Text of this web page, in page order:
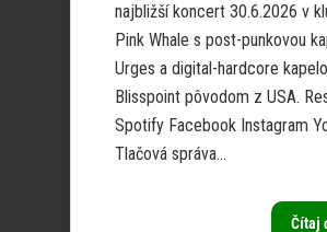
najbližší koncert 30.6.2026 v
Pink Whale s post-punkovou
Urges a digital-hardcore
Blisspoint pôvodom z USA.
Spotify Facebook Instagram
Tlačová správa...
Čítaj